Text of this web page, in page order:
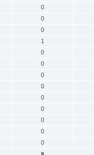
0
0
0
1
0
0
0
0
0
0
0
0
0